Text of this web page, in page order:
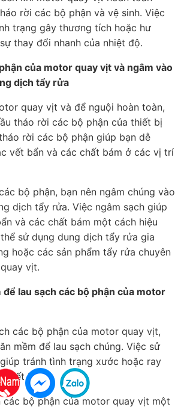
rời các bộ phận và vệ sinh. Việc
trạng gây thương tích hoặc hư
thay đổi nhanh của nhiệt độ.
của motor quay vịt và ngâm vào
dịch tẩy rửa
quay vịt và để nguội hoàn toàn,
tháo rời các bộ phận của thiết bị
rời các bộ phận giúp bạn dễ
vết bẩn và các chất bám ở các vị trí
bộ phận, bạn nên ngâm chúng vào
dịch tẩy rửa. Việc ngâm sạch giúp
và các chất bám một cách hiệu
sử dụng dung dịch tẩy rửa gia
hoặc các sản phẩm tẩy rửa chuyên
vịt.
để lau sạch các bộ phận của motor
các bộ phận của motor quay vịt,
mềm để lau sạch chúng. Việc sử
tránh tình trạng xước hoặc ray
thiết bị.
các bộ phận của motor quay vịt một